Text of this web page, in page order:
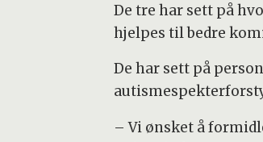
De tre har sett på
hjelpes til bedre
De har sett på
– Vi ønsket å